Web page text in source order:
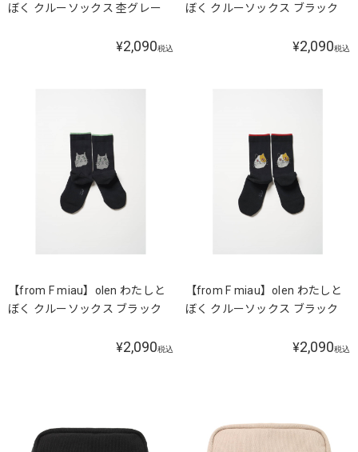
ぼく クルーソックス 杢グレー
¥2,090税込
ぼく クルーソックス ブラック
¥2,090税込
【from F miau】olen わたしと
ぼく クルーソックス ブラック
¥2,090税込
【from F miau】olen わたしと
ぼく クルーソックス ブラック
¥2,090税込